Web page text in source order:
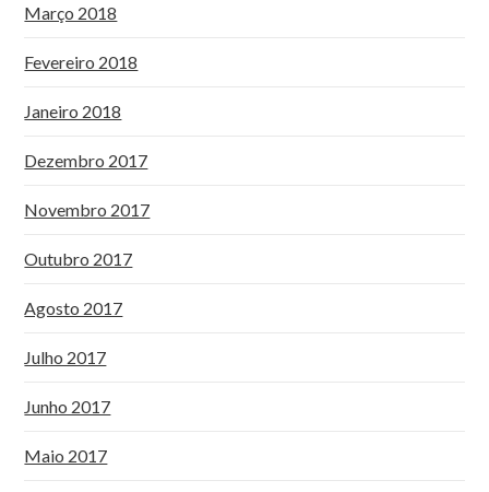
Março 2018
Fevereiro 2018
Janeiro 2018
Dezembro 2017
Novembro 2017
Outubro 2017
Agosto 2017
Julho 2017
Junho 2017
Maio 2017